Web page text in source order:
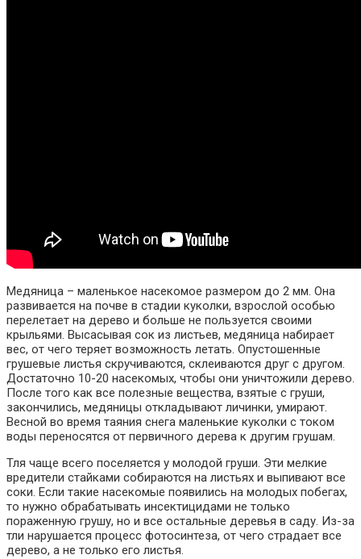
Медяница – маленькое насекомое размером до 2 мм. Она
развивается на почве в стадии куколки, взрослой особью
перелетает на дерево и больше не пользуется своими
крыльями. Высасывая сок из листьев, медяница набирает
вес, от чего теряет возможность летать. Опустошенные
грушевые листья скручиваются, склеиваются друг с другом.
Достаточно 10-20 насекомых, чтобы они уничтожили дерево.
После того как все полезные вещества, взятые с груши,
закончились, медяницы откладывают личинки, умирают.
Весной во время таяния снега маленькие куколки с током
воды переносятся от первичного дерева к другим грушам.
Тля чаще всего поселяется у молодой груши. Эти мелкие
вредители стайками собираются на листьях и выпивают все
соки. Если такие насекомые появились на молодых побегах,
то нужно обрабатывать инсектицидами не только
пораженную грушу, но и все остальные деревья в саду. Из-за
тли нарушается процесс фотосинтеза, от чего страдает все
дерево, а не только его листья.